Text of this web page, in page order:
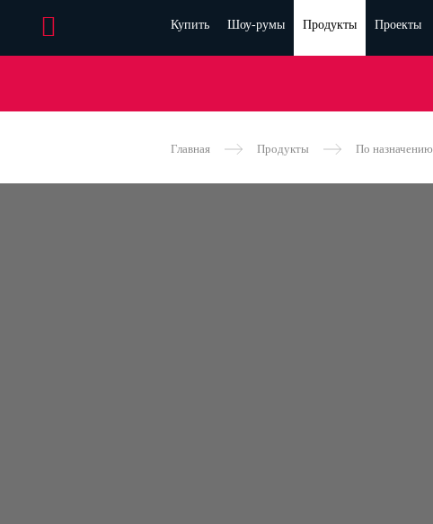
Купить Шоу-румы Продукты Проекты
Главная Продукты По назначению